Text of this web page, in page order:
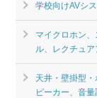
学校向けAVシ
マイクロホン
ル、レクチュア
天井・壁掛型
ピーカー、音